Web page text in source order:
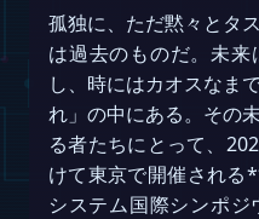
孤独に、ただ黙々とタ
は過去のものだ。未
し、時にはカオスなま
れ」の中にある。その
る者たちにとって、
けて東京で開催される
システム国際シンポ